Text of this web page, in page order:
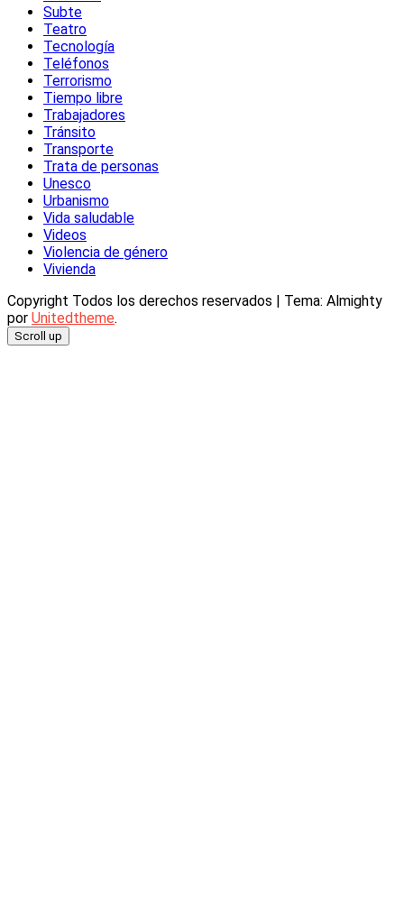
Subte
Teatro
Tecnología
Teléfonos
Terrorismo
Tiempo libre
Trabajadores
Tránsito
Transporte
Trata de personas
Unesco
Urbanismo
Vida saludable
Videos
Violencia de género
Vivienda
Copyright Todos los derechos reservados
Tema: Almighty
por Unitedtheme.
Scroll up